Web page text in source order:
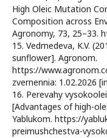
High Oleic Mutation
Composition across
Agronomy, 73, 25–33.
15. Vedmedeva, K.V.
sunflower]. Agronom.
https://
zvernennia: 1.02.2026
16. Perevahy
[Advantages of high-
Yablukom. https://
preimushchestva-